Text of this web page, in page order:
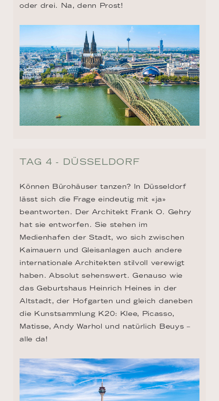
oder drei. Na, denn Prost!
TAG 4 - DÜSSELDORF
Können Bürohäuser tanzen? In Düsseldorf
lässt sich die Frage eindeutig mit «ja»
beantworten. Der Architekt Frank O. Gehry
hat sie entworfen. Sie stehen im
Medienhafen der Stadt, wo sich zwischen
Kaimauern und Gleisanlagen auch andere
internationale Architekten stilvoll verewigt
haben. Absolut sehenswert. Genauso wie
das Geburtshaus Heinrich Heines in der
Altstadt, der Hofgarten und gleich daneben
die Kunstsammlung K20: Klee, Picasso,
Matisse, Andy Warhol und natürlich Beuys –
alle da!